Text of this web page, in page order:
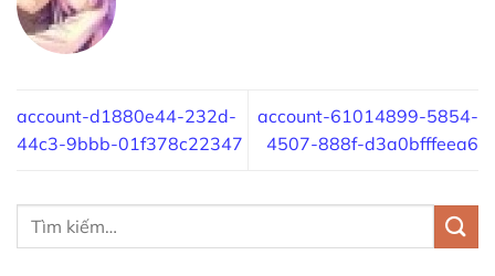
account-d1880e44-232d-
44c3-9bbb-01f378c22347
account-61014899-5854-
4507-888f-d3a0bfffeea6